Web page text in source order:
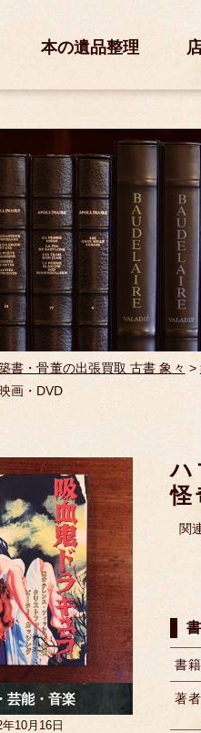
本の遺品整理
書・骨董の出張買取 古書 象々 >
画・DVD
ハ
怪
関
書
著者
芸能・音楽
年10月16日